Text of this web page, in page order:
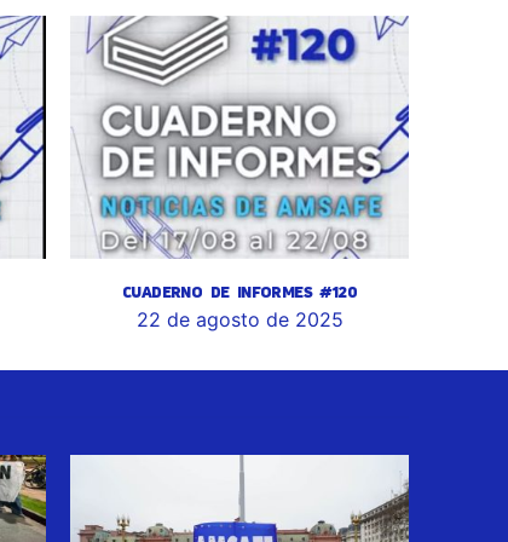
CUADERNO DE INFORMES #120
22 de agosto de 2025